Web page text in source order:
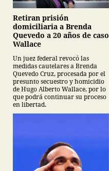
Retiran prisión
domiciliaria a Brenda
Quevedo a 20 años de caso
Wallace
Un juez federal revocó las
medidas cautelares a Brenda
Quevedo Cruz, procesada por el
presunto secuestro y homicidio
de Hugo Alberto Wallace, por lo
que podrá continuar su proceso
en libertad.